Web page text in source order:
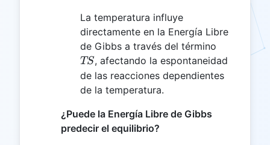
La temperatura influye
directamente en la Energía Libre
de Gibbs a través del término
TS, afectando la espontaneidad
de las reacciones dependientes
de la temperatura.
¿Puede la Energía Libre de Gibbs
predecir el equilibrio?